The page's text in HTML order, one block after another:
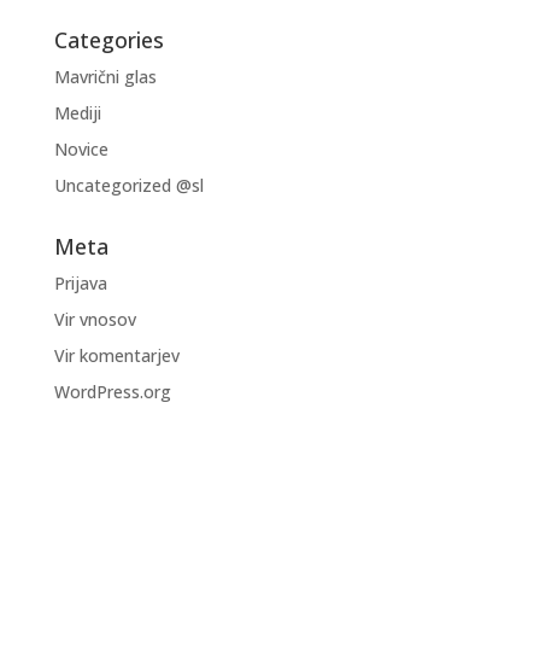
Categories
Mavrični glas
Mediji
Novice
Uncategorized @sl
Meta
Prijava
Vir vnosov
Vir komentarjev
WordPress.org